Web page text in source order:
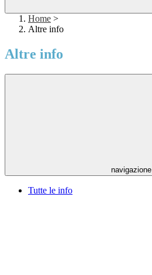
Home >
Altre info
Altre info
navigazione
Tutte le info